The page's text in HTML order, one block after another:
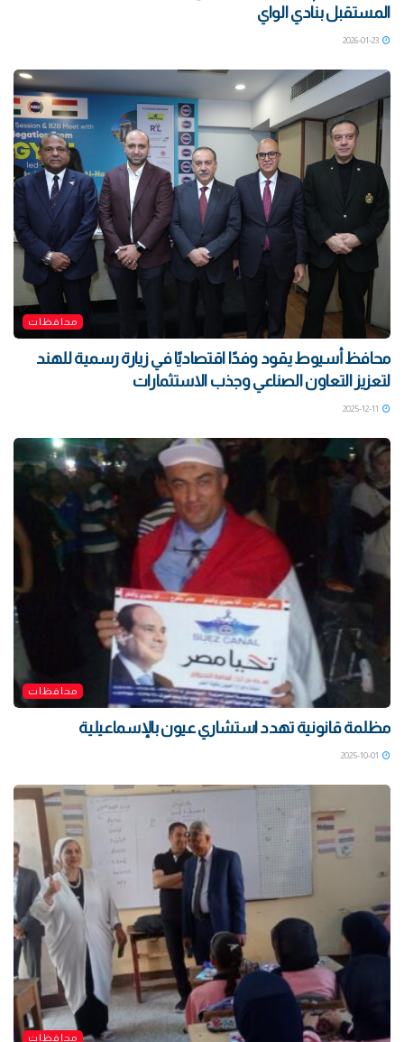
المستقبل بنادي الواي
محافظات
محافظ أسيوط يقود وفدًا اقتصاديًا في زيارة رسمية للهند
لتعزيز التعاون الصناعي وجذب الاستثمارات
محافظات
مظلمة قانونية تهدد استشاري عيون بالإسماعيلية
محافظات